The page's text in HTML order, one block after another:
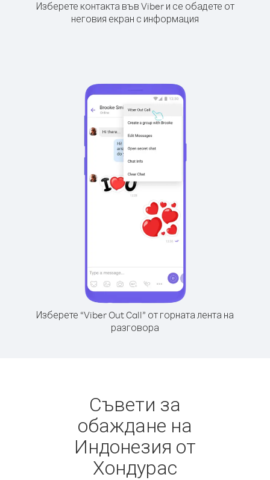
Изберете контакта във Viber и се обадете от
неговия екран с информация
Изберете “Viber Out Call” от горната лента на
разговора
Съвети за
обаждане на
Индонезия от
Хондурас